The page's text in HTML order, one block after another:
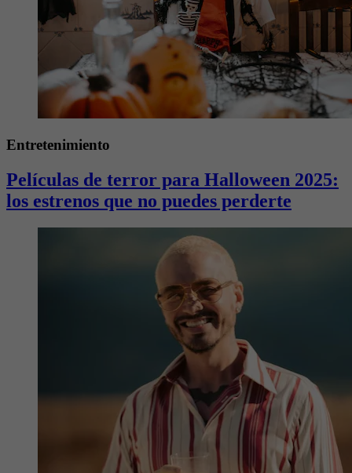
Entretenimiento
Películas de terror para Halloween 2025:
los estrenos que no puedes perderte